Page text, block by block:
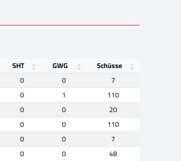
SHT GWG
Schüsse
0 0
7
0 1
110
0 0
20
0 0
110
0 0
7
0 0
48